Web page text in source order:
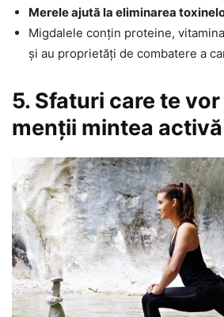
Merele ajută la eliminarea
Migdalele conțin proteine,
și au proprietăți de combatere a
5. Sfaturi care te
menții mintea activă